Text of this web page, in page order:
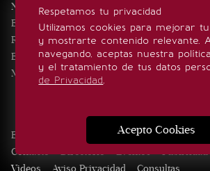
Respetamos tu privacidad
Utilizamos cookies para mejorar
y mostrarte contenido relevante.
navegando, aceptas nuestra
y el tratamiento de tus datos
de Privacidad.
Acepto Cookies
Noticias
Eventos
Realeza
Estilo de vida
Minuto x Minuto
Edición Impresa Noticias Quiénes somos
Contacto
Directorio Eventos Publicidad